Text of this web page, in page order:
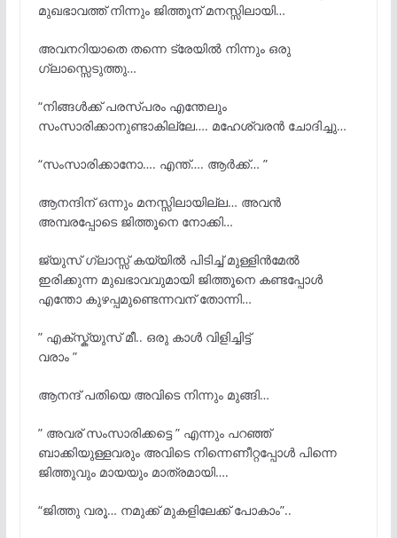
മുഖഭാവത്ത് നിന്നും ജിത്തൂന് മനസ്സിലായി…
അവനറിയാതെ തന്നെ ട്രേയിൽ നിന്നും ഒരു
ഗ്ലാസ്സെടുത്തു…
“നിങ്ങൾക്ക് പരസ്പരം എന്തേലും
സംസാരിക്കാനുണ്ടാകില്ലേ…. മഹേശ്വരൻ ചോദിച്ചു…
“സംസാരിക്കാനോ…. എന്ത്…. ആർക്ക്… ”
ആനന്ദിന് ഒന്നും മനസ്സിലായില്ല… അവൻ
അമ്പരപ്പോടെ ജിത്തൂനെ നോക്കി…
ജ്യുസ് ഗ്ലാസ്സ് കയ്യിൽ പിടിച്ച് മുള്ളിൻമേൽ
ഇരിക്കുന്ന മുഖഭാവവുമായി ജിത്തൂനെ കണ്ടപ്പോൾ
എന്തോ കുഴപ്പമുണ്ടെന്നവന് തോന്നി…
” എക്സ്ക്യുസ് മീ.. ഒരു കാൾ വിളിച്ചിട്ട്
വരാം ”
ആനന്ദ് പതിയെ അവിടെ നിന്നും മുങ്ങി…
” അവര് സംസാരിക്കട്ടെ ” എന്നും പറഞ്ഞ്
ബാക്കിയുള്ളവരും അവിടെ നിന്നെണീറ്റപ്പോൾ പിന്നെ
ജിത്തുവും മായയും മാത്രമായി….
“ജിത്തു വരൂ… നമുക്ക് മുകളിലേക്ക് പോകാം”..